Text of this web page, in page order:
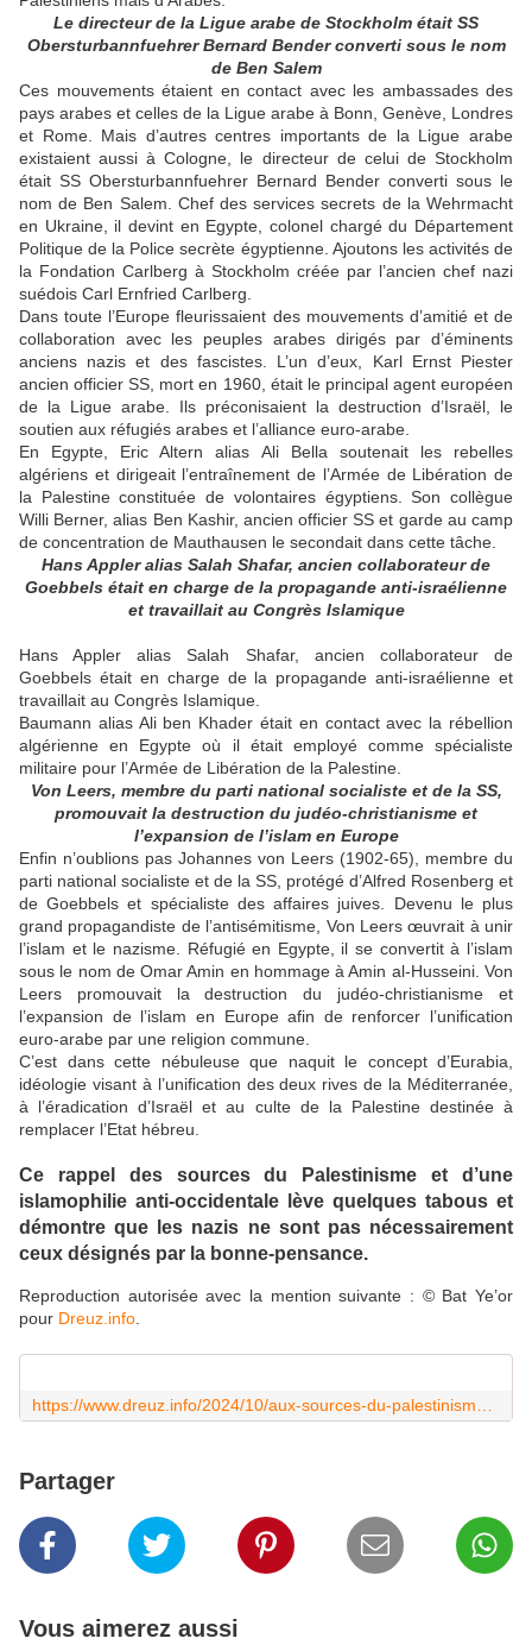
Le directeur de la Ligue arabe de Stockholm était SS
Obersturbannfuehrer Bernard Bender converti sous le nom
de Ben Salem
Ces mouvements étaient en contact avec les ambassades des
pays arabes et celles de la Ligue arabe à Bonn, Genève, Londres
et Rome. Mais d’autres centres importants de la Ligue arabe
existaient aussi à Cologne, le directeur de celui de Stockholm
était SS Obersturbannfuehrer Bernard Bender converti sous le
nom de Ben Salem. Chef des services secrets de la Wehrmacht
en Ukraine, il devint en Egypte, colonel chargé du Département
Politique de la Police secrète égyptienne. Ajoutons les activités de
la Fondation Carlberg à Stockholm créée par l’ancien chef nazi
suédois Carl Ernfried Carlberg.
Dans toute l’Europe fleurissaient des mouvements d’amitié et de
collaboration avec les peuples arabes dirigés par d’éminents
anciens nazis et des fascistes. L’un d’eux, Karl Ernst Piester
ancien officier SS, mort en 1960, était le principal agent européen
de la Ligue arabe. Ils préconisaient la destruction d’Israël, le
soutien aux réfugiés arabes et l’alliance euro-arabe.
En Egypte, Eric Altern alias Ali Bella soutenait les rebelles
algériens et dirigeait l’entraînement de l’Armée de Libération de
la Palestine constituée de volontaires égyptiens. Son collègue
Willi Berner, alias Ben Kashir, ancien officier SS et garde au camp
de concentration de Mauthausen le secondait dans cette tâche.
Hans Appler alias Salah Shafar, ancien collaborateur de
Goebbels était en charge de la propagande anti-israélienne
et travaillait au Congrès Islamique
Hans Appler alias Salah Shafar, ancien collaborateur de
Goebbels était en charge de la propagande anti-israélienne et
travaillait au Congrès Islamique.
Baumann alias Ali ben Khader était en contact avec la rébellion
algérienne en Egypte où il était employé comme spécialiste
militaire pour l’Armée de Libération de la Palestine.
Von Leers, membre du parti national socialiste et de la SS,
promouvait la destruction du judéo-christianisme et
l’expansion de l’islam en Europe
Enfin n’oublions pas Johannes von Leers (1902-65), membre du
parti national socialiste et de la SS, protégé d’Alfred Rosenberg et
de Goebbels et spécialiste des affaires juives. Devenu le plus
grand propagandiste de l’antisémitisme, Von Leers œuvrait à unir
l’islam et le nazisme. Réfugié en Egypte, il se convertit à l’islam
sous le nom de Omar Amin en hommage à Amin al-Husseini. Von
Leers promouvait la destruction du judéo-christianisme et
l’expansion de l’islam en Europe afin de renforcer l’unification
euro-arabe par une religion commune.
C’est dans cette nébuleuse que naquit le concept d’Eurabia,
idéologie visant à l’unification des deux rives de la Méditerranée,
à l’éradication d’Israël et au culte de la Palestine destinée à
remplacer l’Etat hébreu.
Ce rappel des sources du Palestinisme et d’une
islamophilie anti-occidentale lève quelques tabous et
démontre que les nazis ne sont pas nécessairement
ceux désignés par la bonne-pensance.
Reproduction autorisée avec la mention suivante : © Bat Ye’or
pour Dreuz.info
Partager
Vous aimerez aussi